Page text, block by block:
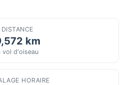
DISTANCE
km
vol d'oiseau
HORAIRE